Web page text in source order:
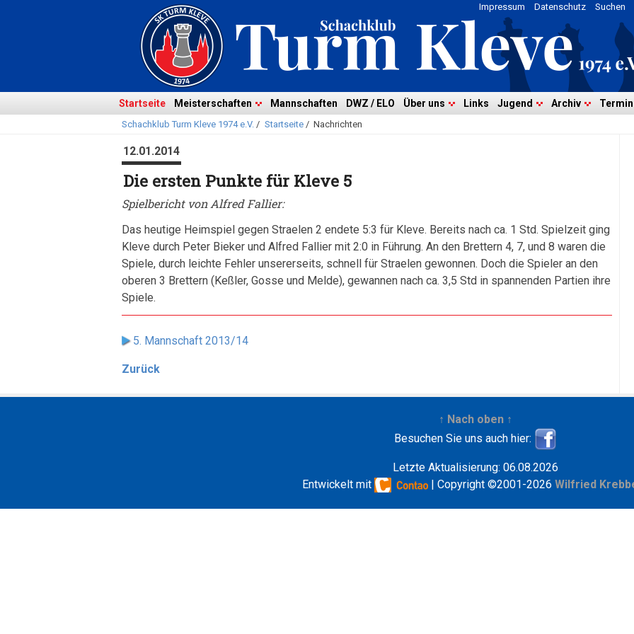
überspringen
Suchen
Datenschutz
Impressum
Startseite Meisterschaften Mannschaften DWZ / ELO Über uns Links Jugend Archiv
Schachklub Turm Kleve 1974 e.V. / Startseite/ Nachrichten
12.01.2014
Die ersten Punkte für Kleve 5
Spielbericht von Alfred Fallier:
Das heutige Heimspiel gegen Straelen 2 endete 5:3 für Kleve. Bereits nach ca. 1 Std. Spielzeit ging
Kleve durch Peter Bieker und Alfred Fallier mit 2:0 in Führung. An den Brettern 4, 7, und 8 waren die
Spiele, durch leichte Fehler unsererseits, schnell für Straelen gewonnen. Doch die Spieler an den
oberen 3 Brettern (Keßler, Gosse und Melde), gewannen nach ca. 3,5 Std in spannenden Partien ihre
Spiele.
5. Mannschaft 2013/14
Zurück
↑ Nach oben ↑
Besuchen Sie uns auch hier:
Letzte Aktualisierung: 06.08.2026
Entwickelt mit
| Copyright ©2001-2026 Wilfried